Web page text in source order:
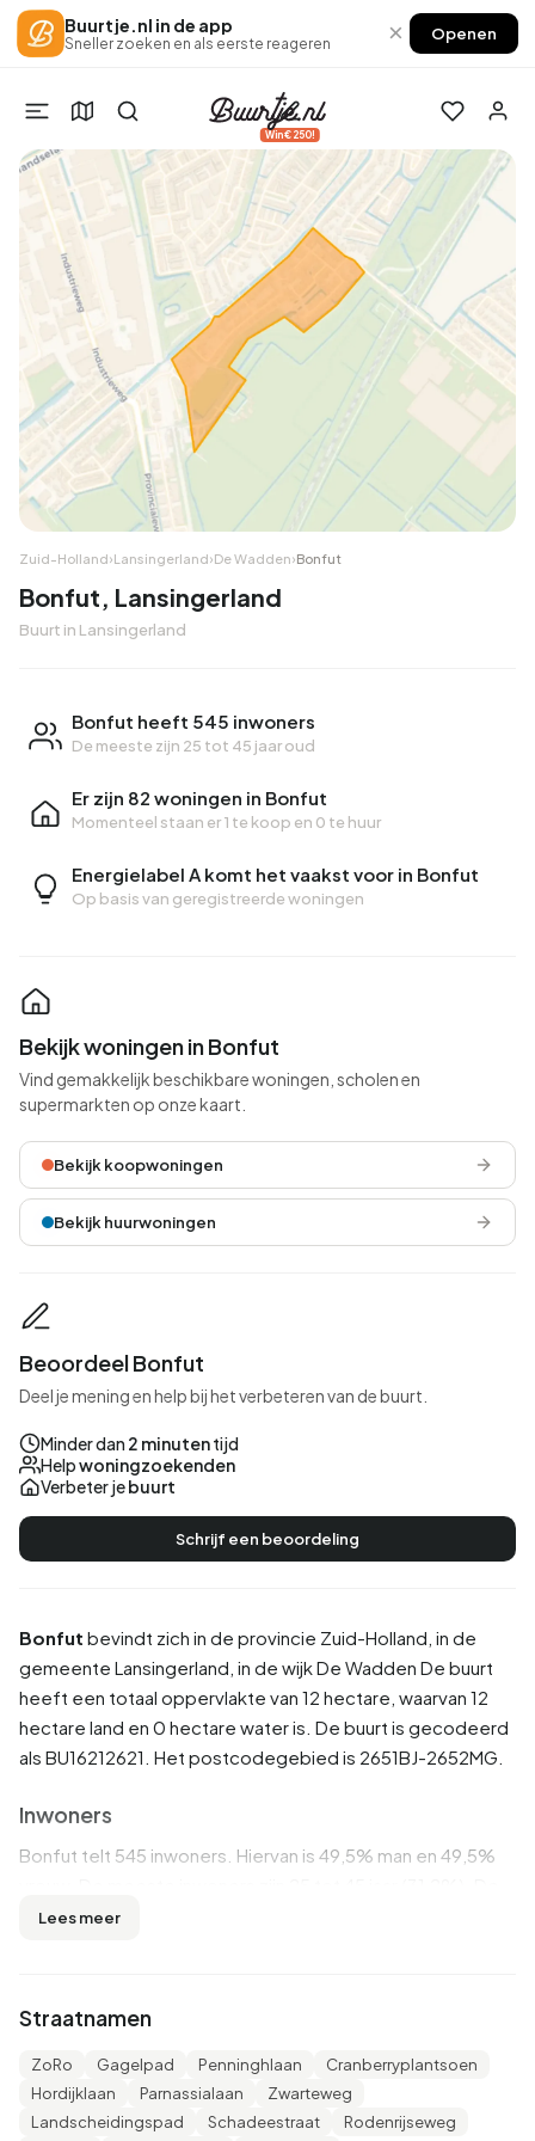
Buurtje.nl in de app
Sneller zoeken en als eerste reageren × Openen
Win €250!
Zuid-Holland›Lansingerland›De Wadden›Bonfut
Bonfut, Lansingerland
Buurt in Lansingerland
Bonfut heeft 545 inwoners
De meeste zijn 25 tot 45 jaar oud
Er zijn 82 woningen in Bonfut
Momenteel staan er1 te koop en 0 te huur
Energielabel A komt het vaakst voor in Bonfut
Op basis van geregistreerde woningen
Bonfut bevindt zich in de provincie Zuid-Holland , in de
gemeente Lansingerland , in de wijkDe Wadden De buurt
heeft een totaal oppervlakte van 12 hectare, waarvan 12
hectare land en 0 hectare water is. De buurt is gecodeerd
als BU16212621. Het postcodegebied is 2651BJ-2652MG.
Inwoners
Bonfut telt 545 inwoners. Hiervan is 49,5% man en 49,5%
overige leeftijden zijn 25,7% voor '45 tot 65 jaar', 22,9%
verweduwd. 420 inwoners komen uit Nederland, 25 komen
uit Europa en 95 komen uit landen buiten Europa.
Er zijn 195 huishoudens in Bonfut. 17,9% daarvan zijn
Lees meer
Straatnamen
ZoRo Gagelpad Penninghlaan
Cranberryplantsoen
Hordijklaan
Parnassialaan
Zwarteweg
Landscheidingspad
Schadeestraat
Rodenrijseweg
Bekijk woningen in Bonfut
Vind gemakkelijk beschikbare woningen, scholen en
supermarkten op onze kaart.
Bekijk koopwoningen
Bekijk huurwoningen
Beoordeel Bonfut
Deel je mening en help bij het verbeteren van de buurt.
Minder dan 2 minutentijd
Helpwoningzoekenden
Verbeter jebuurt
Schrijf een beoordeling